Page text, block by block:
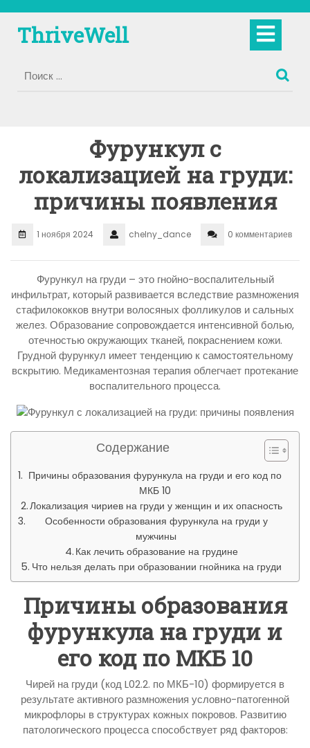
содержимому
ThriveWell
Фурункул с
локализацией на груди:
причины появления
1 ноября 2024 chelny_dance 0 комментариев
Фурункул на груди – это гнойно-воспалительный
инфильтрат, который развивается вследствие размножения
стафилококков внутри волосяных фолликулов и сальных
желез. Образование сопровождается интенсивной болью,
отечностью окружающих тканей, покраснением кожи.
Грудной фурункул имеет тенденцию к самостоятельному
вскрытию. Медикаментозная терапия облегчает протекание
воспалительного процесса.
Содержание
Причины образования фурункула на груди и его код по
МКБ 10
Локализация чириев на груди у женщин и их опасность
Особенности образования фурункула на груди у
мужчины
Как лечить образование на грудине
Что нельзя делать при образовании гнойника на груди
Причины образования
фурункула на груди и
его код по МКБ 10
Чирей на груди (код L02.2. по МКБ-10) формируется в
результате активного размножения условно-патогенной
микрофлоры в структурах кожных покровов. Развитию
патологического процесса способствует ряд факторов: